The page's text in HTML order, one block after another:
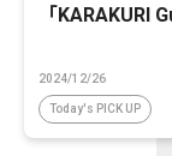
「KARAKURI
2024/12/26
Today's PICK UP